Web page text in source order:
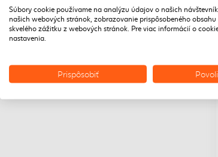
medeno hnedá
natur
patina
Súbory cookie používame na analýzu údajov o našich
našich webových stránok, zobrazovanie prispôsobeného
skvelého zážitku z webových stránok. Pre viac informácií o
nastavenia.
Prispôsobiť